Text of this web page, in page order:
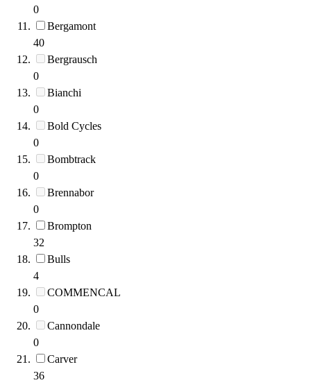
0
Bergamont
40
Bergrausch
0
Bianchi
0
Bold Cycles
0
Bombtrack
0
Brennabor
0
Brompton
32
Bulls
4
COMMENCAL
0
Cannondale
0
Carver
36